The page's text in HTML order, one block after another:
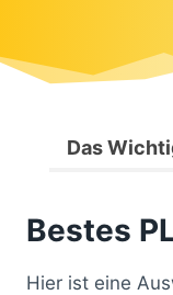
Das
Bestes
Hier ist eine